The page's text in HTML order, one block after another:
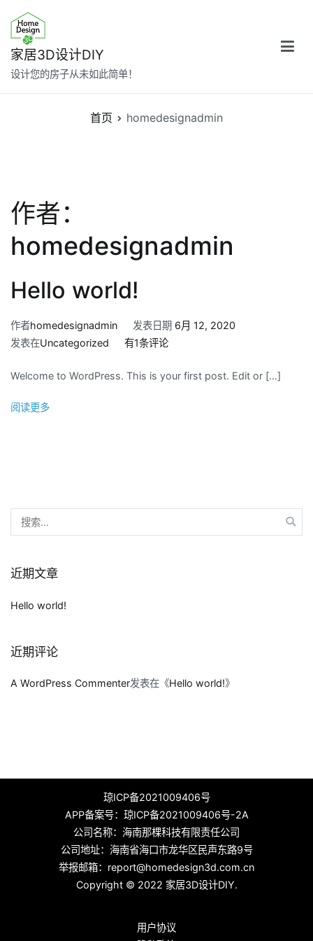
家居3D设计DIY
设计您的房子从未如此简单！
首页 homedesignadmin
作者：
homedesignadmin
Hello world!
作者homedesignadmin 发表日期 6月 12, 2020
发表在Uncategorized
Hello
有1条评论
Welcome to WordPress. This is your first post. Edit or […]
阅读更多
索：
近期文章
Hello world!
近期评论
A WordPress Commenter发表在《Hello world!》
琼ICP备2021009406号
APP备案号： 琼ICP备2021009406号-2A
公司名称：海南那棵科技有限责任公司
公司地址：海南省海口市龙华区民声东路9号
举报邮箱：report@homedesign3d.com.cn
Copyright © 2022 家居3D设计DIY.
用户协议